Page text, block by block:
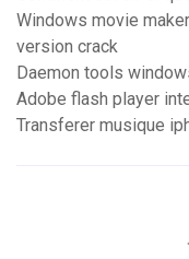
Windows movie
version crack
Daemon tools
Adobe flash player
Transferer musique